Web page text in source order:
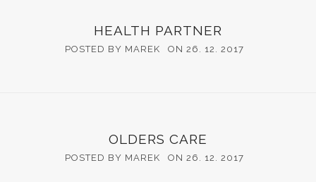
HEALTH PARTNER
POSTED BY MAREK ON 26. 12. 2017
OLDERS CARE
POSTED BY MAREK ON 26. 12. 2017